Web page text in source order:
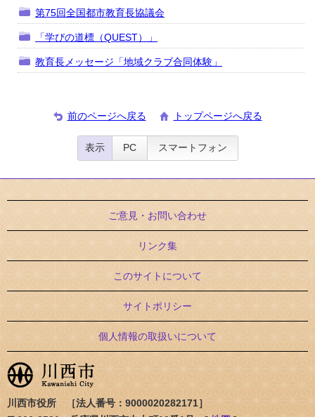
第75回全国都市教育長協議会
「学びの道標（QUEST）」
教育長メッセージ「地域クラブ合同体験」
前のページへ戻る トップページへ戻る
表示 PC スマートフォン
ご意見・お問い合わせ
リンク集
このサイトについて
サイトポリシー
個人情報の取扱いについて
川西市役所 ［法人番号：9000020282171］